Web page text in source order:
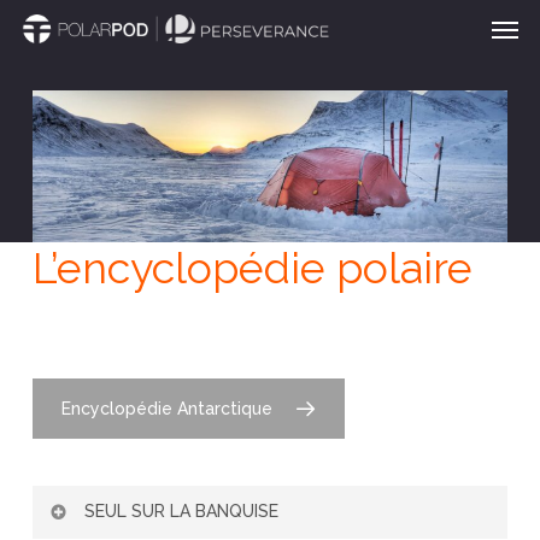
Passer
contenu
principal
L’encyclopédie polaire
Encyclopédie Antarctique
SEUL SUR LA BANQUISE